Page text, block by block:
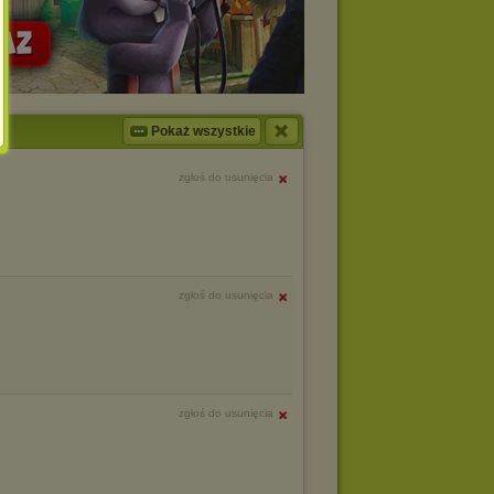
Pokaż wszystkie
zgłoś do usunięcia
zgłoś do usunięcia
zgłoś do usunięcia